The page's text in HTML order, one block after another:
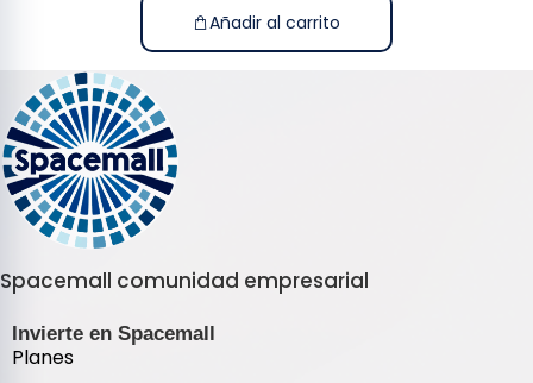
Añadir al carrito
Spacemall comunidad empresarial
Invierte en Spacemall
Planes